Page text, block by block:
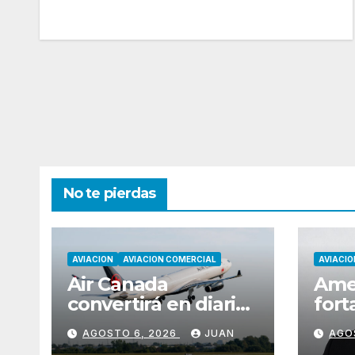
No te pierdas
AVIACION AVIACION COMERCIAL
Air Canada
convertirá en diaria
su ruta entre
Montreal y Ciudad
AGOSTO 6, 2026 JUAN
en